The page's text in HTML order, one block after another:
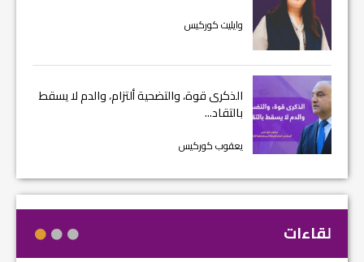
وايليت كوركيس
الذكرى قوة، والتضحية ألتزام، والدم لا يسقط
بالتقاد...
يعقوب كوركيس
لقاءات